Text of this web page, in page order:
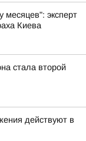
месяцев": эксперт
Киева
стала второй
действуют в